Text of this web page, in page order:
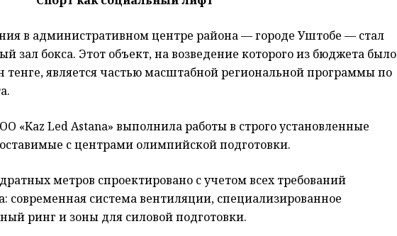
в административном центре района — городе Уштобе — стал
зал бокса. Этот объект, на возведение которого из бюджета было
тенге, является частью масштабной региональной программы по
«Kaz Led Astana» выполнила работы в строго установленные
с центрами олимпийской подготовки.
метров спроектировано с учетом всех требований
современная система вентиляции, специализированное
ринг и зоны для силовой подготовки.